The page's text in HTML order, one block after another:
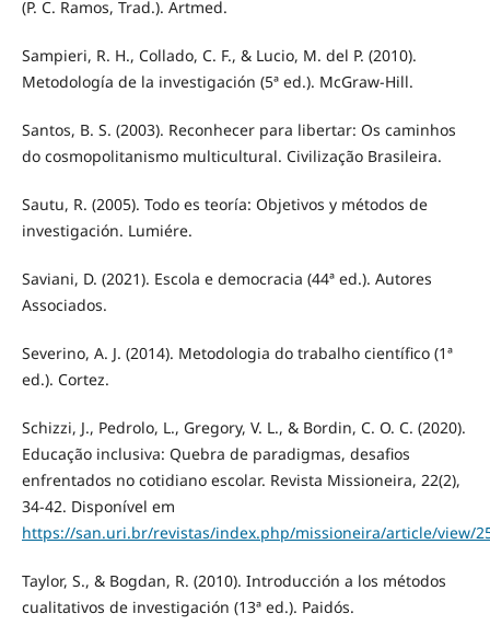
(P. C. Ramos, Trad.). Artmed.
Sampieri, R. H., Collado, C. F., & Lucio, M. del P. (2010).
Metodología de la investigación (5ª ed.). McGraw-Hill.
Santos, B. S. (2003). Reconhecer para libertar: Os caminhos
do cosmopolitanismo multicultural. Civilização Brasileira.
Sautu, R. (2005). Todo es teoría: Objetivos y métodos de
investigación. Lumiére.
Saviani, D. (2021). Escola e democracia (44ª ed.). Autores
Associados.
Severino, A. J. (2014). Metodologia do trabalho científico (1ª
ed.). Cortez.
Schizzi, J., Pedrolo, L., Gregory, V. L., & Bordin, C. O. C. (2020).
Educação inclusiva: Quebra de paradigmas, desafios
enfrentados no cotidiano escolar. Revista Missioneira, 22(2),
34-42. Disponível em
https://san.uri.br/revistas/index.php/missioneira/article/view/
Taylor, S., & Bogdan, R. (2010). Introducción a los métodos
cualitativos de investigación (13ª ed.). Paidós.